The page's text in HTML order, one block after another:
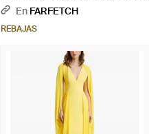
Cuello En V - Azul
En FARFETCH
REBAJAS